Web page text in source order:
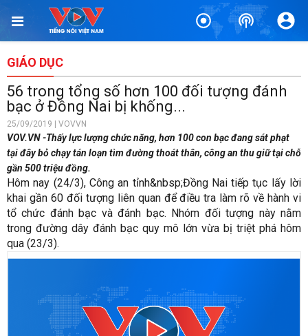
GIÁO DỤC
56 trong tổng số hơn 100 đối tượng đánh
bạc ở Đồng Nai bị khống...
25/09/2019 | VOVVN
VOV.VN -Thấy lực lượng chức năng, hơn 100 con bạc đang sát phạt
tại đây bỏ chạy tán loạn tìm đường thoát thân, công an thu giữ tại chỗ
gần 500 triệu đồng.
Hôm nay (24/3), Công an tỉnh&nbsp;Đồng Nai tiếp tục lấy lời
khai gần 60 đối tượng liên quan để điều tra làm rõ về hành vi
tổ chức đánh bạc và đánh bạc. Nhóm đối tượng này nằm
trong đường dây đánh bạc quy mô lớn vừa bị triệt phá hôm
qua (23/3).